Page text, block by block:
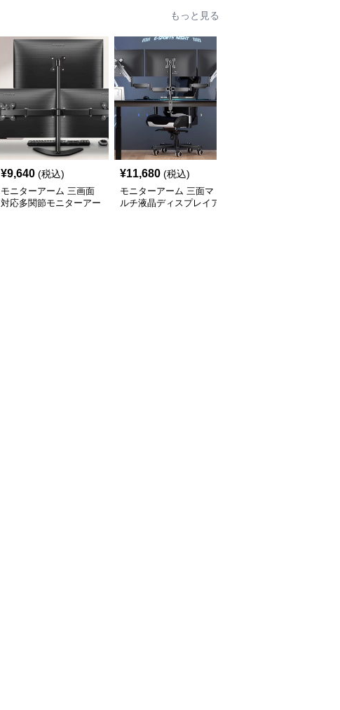
もっと見る
¥9,640 (税込)
モニターアーム 三画面
対応多関節モニターアー
¥11,680 (税込)
モニターアーム 三面マ
ルチ液晶ディスプレイア